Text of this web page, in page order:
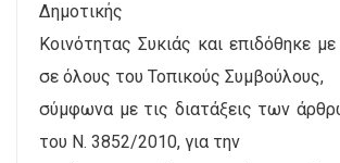
Δημοτικής
Κοινότητας Συκιάς και επιδόθηκε με
σε όλους του Τοπικούς Συμβούλους,
σύμφωνα με τις διατάξεις των
του Ν. 3852/2010, για την